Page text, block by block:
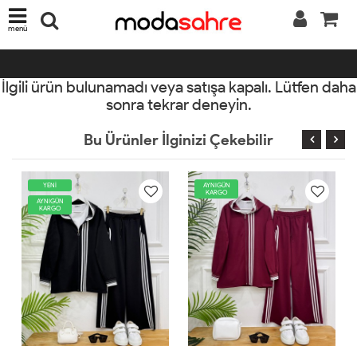
menü
İlgili ürün bulunamadı veya satışa kapalı. Lütfen daha
sonra tekrar deneyin.
Bu Ürünler İlginizi Çekebilir
AYNIGÜN
KARGO
AYNIGÜN
KARGO